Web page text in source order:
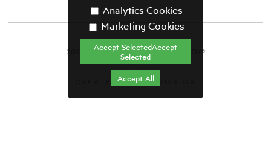
2021 ΘΕΑΤΡΙΚΟΣ ΟΡΓΑΝΙΣΜΟΣ ΚΥΠΡΟΥ©
Όροι & Προϋποθέσεις
CREATED BY GRAVITY.GR
Analytics Cookies
Marketing Cookies
Accept SelectedAccept
Selected
Accept All